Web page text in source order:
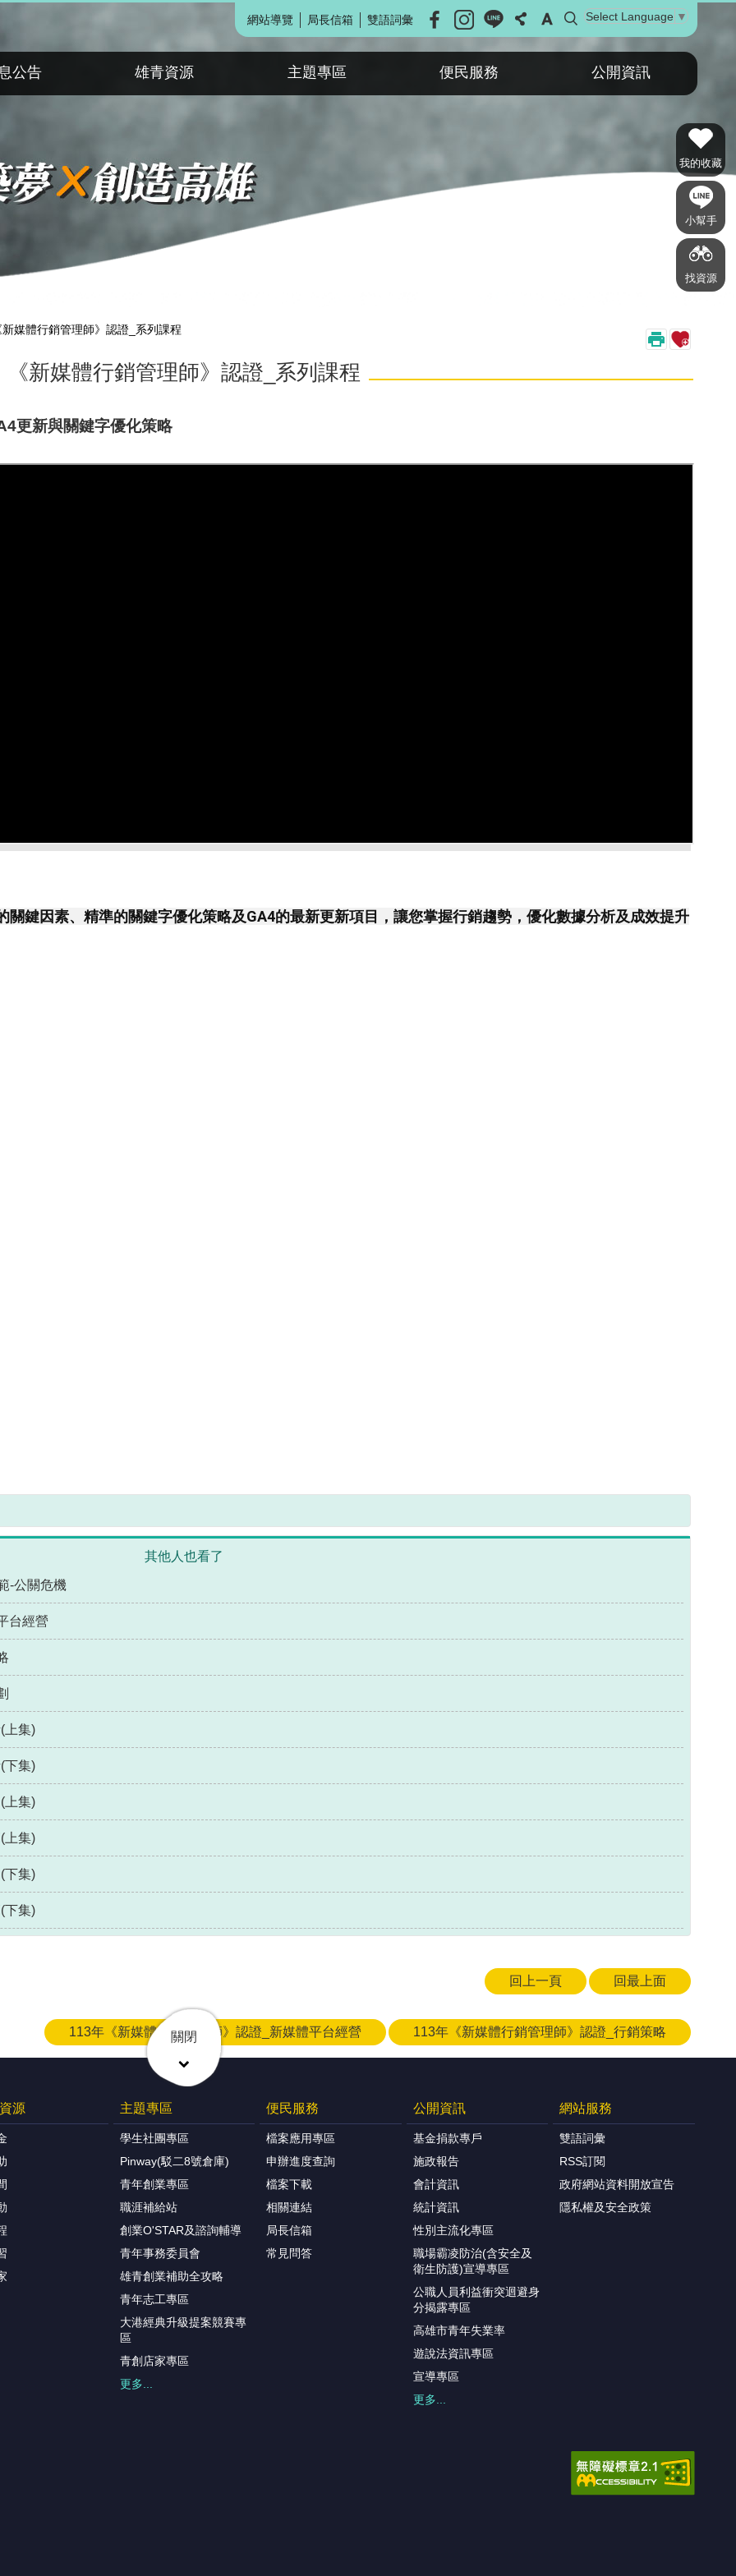
網站導覽 局長信箱 雙語詞彙 Select Language ▼
公告 雄青資源 主題專區 便民服務 公開資訊
我的收藏
小幫手
找資源
新媒體行銷管理師》認證_系列課程
《新媒體行銷管理師》認證_系列課程
更新與關鍵字優化策略
鍵因素、精準的關鍵字優化策略及GA4的最新更新項目，讓您掌握行銷趨勢，優化數據分析及成效提升
其他人也看了
-公關危機
台經營
上集)
下集)
上集)
上集)
下集)
下集)
回上一頁 回最上面
113年《新媒體行銷管理師》認證_新媒體平台經營 113年《新媒體行銷管理師》認證_行銷策略
關閉
源 主題專區
學生社團專區
Pinway(駁二8號倉庫)
青年創業專區
職涯補給站
創業O'STAR及諮詢輔導
青年事務委員會
雄青創業補助全攻略
青年志工專區
大港經典升級提案競賽專
區
青創店家專區
更多...
便民服務
檔案應用專區
申辦進度查詢
檔案下載
相關連結
局長信箱
常見問答
公開資訊
基金捐款專戶
施政報告
會計資訊
統計資訊
性別主流化專區
職場霸凌防治(含安全及
衛生防護)宣導專區
公職人員利益衝突迴避身
分揭露專區
高雄市青年失業率
遊說法資訊專區
宣導專區
更多...
網站服務
雙語詞彙
RSS訂閱
政府網站資料開放宣告
隱私權及安全政策